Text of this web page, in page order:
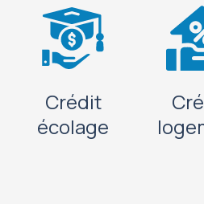
Crédit
écolage